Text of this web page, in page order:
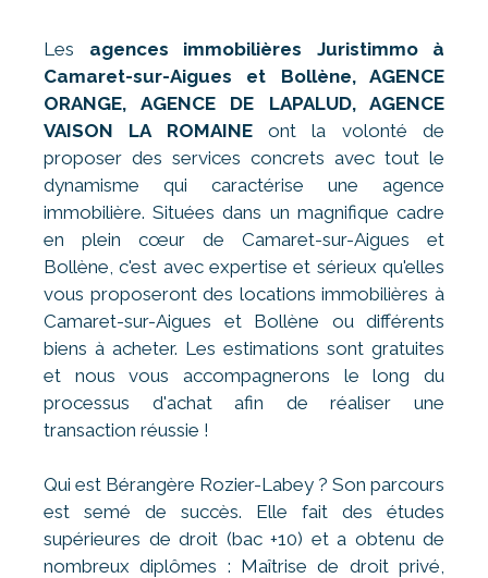
Les agences immobilières Juristimmo à
Camaret-sur-Aigues
et Bollène, AGENCE
ORANGE, AGENCE DE LAPALUD, AGENCE
VAISON LA ROMAINE ont la volonté de
proposer des services concrets avec tout le
dynamisme qui caractérise une agence
immobilière. Situées dans un magnifique cadre
en plein cœur de Camaret-sur-Aigues et
Bollène, c'est avec expertise et sérieux qu'elles
vous proposeront des locations immobilières à
Camaret-sur-Aigues et Bollène ou différents
biens à acheter. Les estimations sont gratuites
et nous vous accompagnerons le long du
processus d'achat afin de réaliser une
transaction réussie !
Qui est Bérangère Rozier-Labey ? Son parcours
est semé de succès. Elle fait des études
supérieures de droit (bac +10) et a obtenu de
nombreux diplômes : Maîtrise de droit privé,